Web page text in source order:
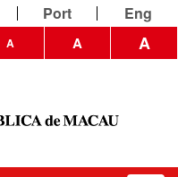
Port Eng
A A A